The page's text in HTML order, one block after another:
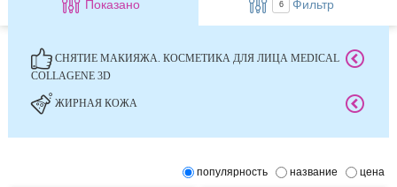
Показано 6 Фильтр
СНЯТИЕ МАКИЯЖА. КОСМЕТИКА ДЛЯ ЛИЦА MEDICAL
COLLAGENE 3D
ЖИРНАЯ КОЖА
популярность название цена